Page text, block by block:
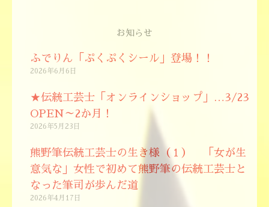
お知らせ
ふでりん「ぷくぷくシール」登場！！
2026年6月6日
★伝統工芸士「オンラインショップ」…3/23
OPEN～2か月！
2026年5月23日
熊野筆伝統工芸士の生き様（１） 「女が生
意気な」女性で初めて熊野筆の伝統工芸士と
なった筆司が歩んだ道
2026年4月17日